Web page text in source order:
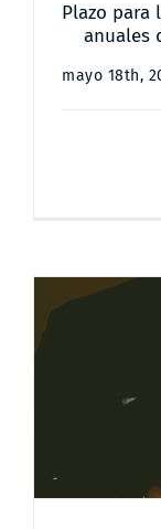
Plazo para
anuales
mayo 18th,
Conozca
por no